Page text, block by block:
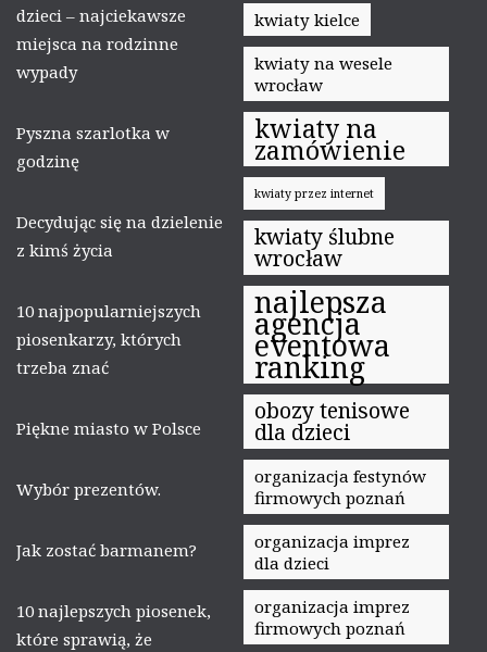
dzieci – najciekawsze
miejsca na rodzinne
wypady
Pyszna szarlotka w
godzinę
Decydując się na dzielenie
z kimś życia
10 najpopularniejszych
piosenkarzy, których
trzeba znać
Piękne miasto w Polsce
Wybór prezentów.
Jak zostać barmanem?
10 najlepszych piosenek,
które sprawią, że
kwiaty kielce
kwiaty na wesele
wrocław
kwiaty na
zamówienie
kwiaty przez internet
kwiaty ślubne
wrocław
najlepsza
agencja
eventowa
ranking
obozy tenisowe
dla dzieci
organizacja festynów
firmowych poznań
organizacja imprez
dla dzieci
organizacja imprez
firmowych poznań